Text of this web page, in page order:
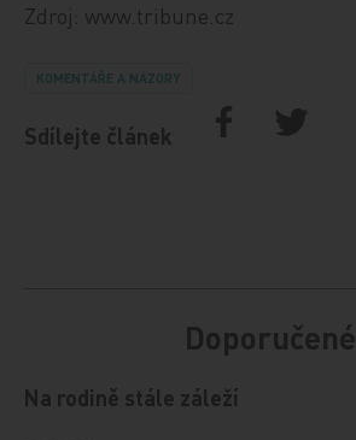
Zdroj: www.tribune.cz
KOMENTÁŘE A NÁZORY
Sdílejte článek
Doporučené
Na rodině stále záleží